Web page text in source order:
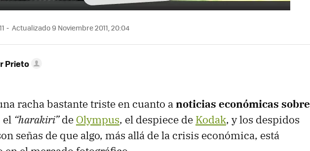
Actualizado 9 Noviembre 2011, 20:04
Prieto
racha bastante triste en cuanto anoticias económicas sobre
el “harakiri”de Olympus, el despiece de Kodak, y los despidos
señas de que algo, más allá de la crisis económica, está